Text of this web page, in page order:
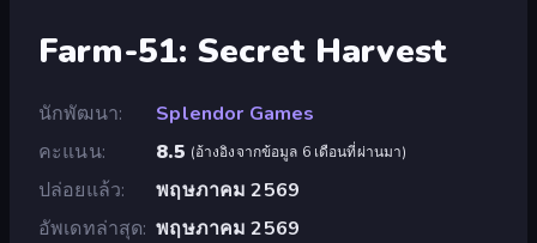
Farm-51: Secret Harvest
นักพัฒนา
Splendor Games
คะแนน
8.5 (อ้างอิงจากข้อมูล 6 เดือนที่ผ่านมา)
ปล่อยแล้ว
พฤษภาคม 2569
อัพเดทล่าสุด พฤษภาคม 2569